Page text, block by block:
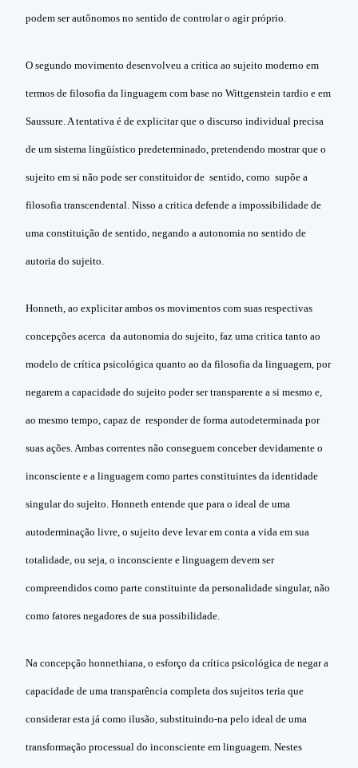
podem ser autônomos no sentido de controlar o agir próprio.
O segundo movimento desenvolveu a critica ao sujeito moderno em
termos de filosofia da linguagem com base no Wittgenstein tardio e em
Saussure. A tentativa é de explicitar que o discurso individual precisa
de um sistema lingüístico predeterminado, pretendendo mostrar que o
sujeito em si não pode ser constituidor de sentido, como supõe a
filosofia transcendental. Nisso a critica defende a impossibilidade de
uma constituição de sentido, negando a autonomia no sentido de
autoria do sujeito.
Honneth, ao explicitar ambos os movimentos com suas respectivas
concepções acerca da autonomia do sujeito, faz uma critica tanto ao
modelo de crítica psicológica quanto ao da filosofia da linguagem, por
negarem a capacidade do sujeito poder ser transparente a si mesmo e,
ao mesmo tempo, capaz de responder de forma autodeterminada por
suas ações. Ambas correntes não conseguem conceber devidamente o
inconsciente e a linguagem como partes constituintes da identidade
singular do sujeito. Honneth entende que para o ideal de uma
autoderminação livre, o sujeito deve levar em conta a vida em sua
totalidade, ou seja, o inconsciente e linguagem devem ser
compreendidos como parte constituinte da personalidade singular, não
como fatores negadores de sua possibilidade.
Na concepção honnethiana, o esforço da crítica psicológica de negar a
capacidade de uma transparência completa dos sujeitos teria que
considerar esta já como ilusão, substituindo-na pelo ideal de uma
transformação processual do inconsciente em linguagem. Nestes